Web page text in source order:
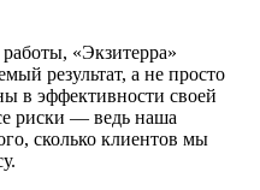
«Экзитерра»
результат, а не просто
в эффективности своей
риски — ведь наша
сколько клиентов мы